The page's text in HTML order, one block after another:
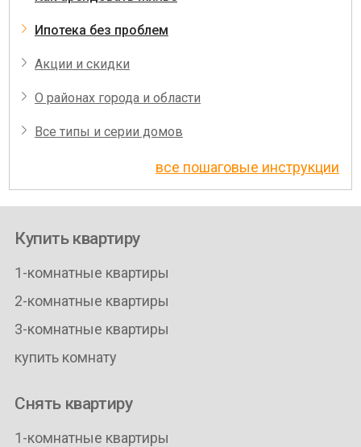
Ипотека без проблем
Акции и скидки
О районах города и области
Все типы и серии домов
все пошаговые инструкции
Купить квартиру
1-комнатные квартиры
2-комнатные квартиры
3-комнатные квартиры
купить комнату
Снять квартиру
1-комнатные квартиры